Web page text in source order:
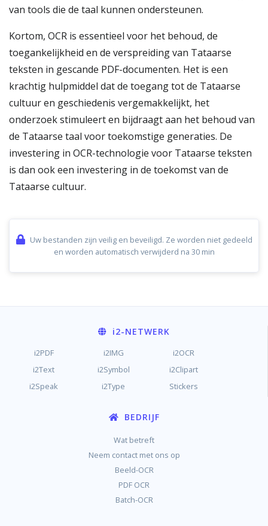
van tools die de taal kunnen ondersteunen.
Kortom, OCR is essentieel voor het behoud, de
toegankelijkheid en de verspreiding van Tataarse
teksten in gescande PDF-documenten. Het is een
krachtig hulpmiddel dat de toegang tot de Tataarse
cultuur en geschiedenis vergemakkelijkt, het
onderzoek stimuleert en bijdraagt aan het behoud van
de Tataarse taal voor toekomstige generaties. De
investering in OCR-technologie voor Tataarse teksten
is dan ook een investering in de toekomst van de
Tataarse cultuur.
Uw bestanden zijn veilig en beveiligd. Ze worden niet gedeeld
en worden automatisch verwijderd na 30 min
i2-NETWERK
i2PDF i2IMG
i2OCR
i2Text
i2Symbol
i2Clipart
i2Speak
i2Type Stickers
BEDRIJF
Wat betreft
Neem contact met ons op
Beeld-OCR
PDF OCR
Batch-OCR